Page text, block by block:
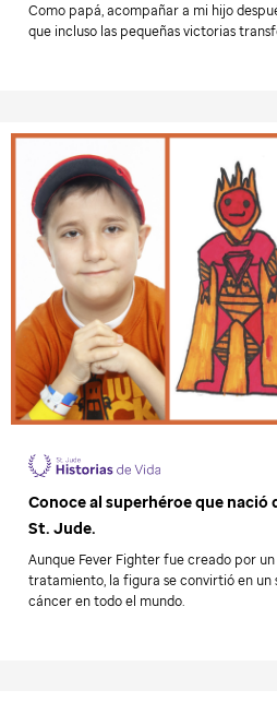
Como papá, acompañar a mi hijo
que incluso las pequeñas victorias
Conoce al superhéroe que
St. Jude.
Aunque Fever Fighter fue creado por
tratamiento, la figura se convirtió en un
cáncer en todo el mundo.